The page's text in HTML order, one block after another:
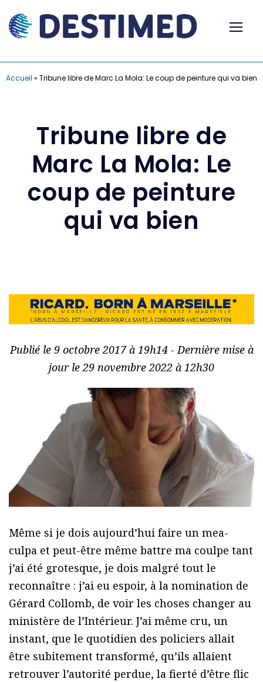
Accueil » Tribune libre de Marc La Mola: Le coup de peinture qui va bien
Tribune libre de
Marc La Mola: Le
coup de peinture
qui va bien
Publié le 9 octobre 2017 à 19h14 - Dernière mise à
jour le 29 novembre 2022 à 12h30
Même si je dois aujourd’hui faire un mea-
culpa et peut-être même battre ma coulpe tant
j’ai été grotesque, je dois malgré tout le
reconnaître : j’ai eu espoir, à la nomination de
Gérard Collomb, de voir les choses changer au
ministère de l’Intérieur. J’ai même cru, un
instant, que le quotidien des policiers allait
être subitement transformé, qu’ils allaient
retrouver l’autorité perdue, la fierté d’être flic